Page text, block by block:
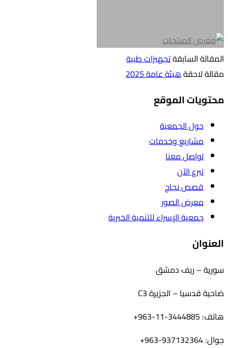
المقالة السابقةتجهيزات طبية
مقالة لاحقةهيئة عامة 2025
محتويات الموقع
حول الجمعية
مشاريع وخدمات
تواصل معنا
تبرع الآن
قصص نجاح
معرض الصور
جمعية الإسراء للتنمية الخيرية
العنوان
سورية – ريف دمشق
ضاحية قدسيا – الجزيرة C3
هاتف: 3444885-11-963+
جوال: 937132364-963+